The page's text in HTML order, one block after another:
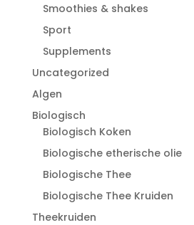
Smoothies & shakes
Sport
Supplements
Uncategorized
Algen
Biologisch
Biologisch Koken
Biologische etherische olie
Biologische Thee
Biologische Thee Kruiden
Theekruiden